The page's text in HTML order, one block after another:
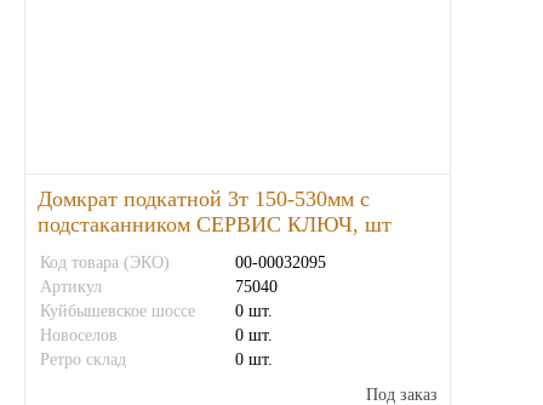
Домкрат подкатной 3т 150-530мм с
подстаканником СЕРВИС КЛЮЧ, шт
Код товара (ЭКО)
00-00032095
Артикул
75040
Куйбышевское шоссе
0 шт.
Новоселов
0 шт.
Ретро склад
0 шт.
Под заказ